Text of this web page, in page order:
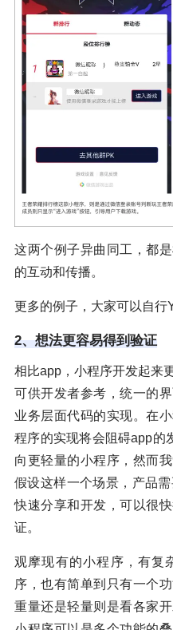
这两个例子异曲同工，都
的互动和传播。
更多的例子，大家可以自
2、想法更容易得到验证
相比app，小程序开发起来
可供开发者参考，统一的
业务层面代码的实现。在
程序的实现将会阻碍app的
向更轻量的小程序，然而
假设这样一个场景，产品
快速分享和开发，可以很
证。
观摩现有的小程序，有复
序，也有简单到只有一个
重量还是轻量则是看各家